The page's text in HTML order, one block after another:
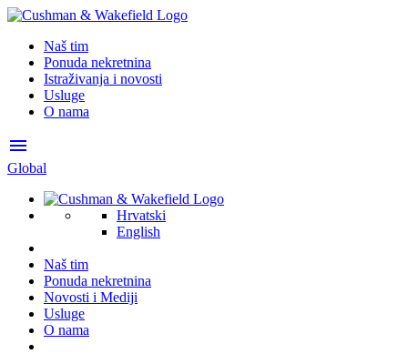
Naš tim
Ponuda nekretnina
Istraživanja i novosti
Usluge
O nama
menu
Global
Hrvatski
English
Naš tim
Ponuda nekretnina
Novosti i Mediji
Usluge
O nama